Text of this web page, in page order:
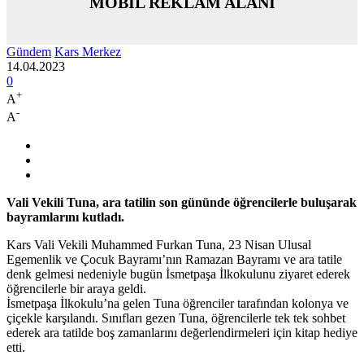
Gündem Kars Merkez
14.04.2023
0
A+
A-
Vali Vekili Tuna, ara tatilin son gününde öğrencilerle buluşarak
bayramlarını kutladı.
Kars Vali Vekili Muhammed Furkan Tuna, 23 Nisan Ulusal
Egemenlik ve Çocuk Bayramı’nın Ramazan Bayramı ve ara tatile
denk gelmesi nedeniyle bugün İsmetpaşa İlkokulunu ziyaret ederek
öğrencilerle bir araya geldi.
İsmetpaşa İlkokulu’na gelen Tuna öğrenciler tarafından kolonya ve
çiçekle karşılandı. Sınıfları gezen Tuna, öğrencilerle tek tek sohbet
ederek ara tatilde boş zamanlarını değerlendirmeleri için kitap hediye
etti.